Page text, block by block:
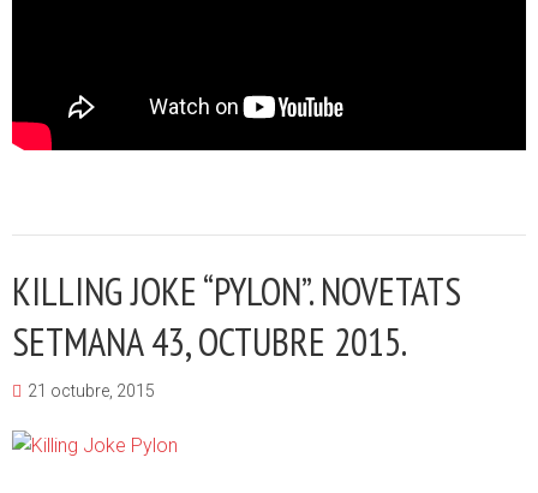
KILLING JOKE “PYLON”. NOVETATS
SETMANA 43, OCTUBRE 2015.
21 octubre, 2015